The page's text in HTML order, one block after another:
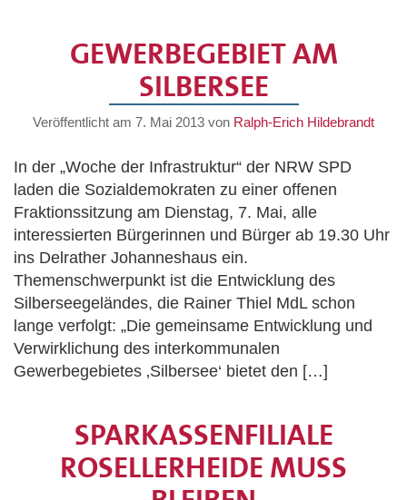
GEWERBEGEBIET AM
SILBERSEE
Veröffentlicht am 7. Mai 2013 von Ralph-Erich Hildebrandt
In der „Woche der Infrastruktur“ der NRW SPD
laden die Sozialdemokraten zu einer offenen
Fraktionssitzung am Dienstag, 7. Mai, alle
interessierten Bürgerinnen und Bürger ab 19.30 Uhr
ins Delrather Johanneshaus ein.
Themenschwerpunkt ist die Entwicklung des
Silberseegeländes, die Rainer Thiel MdL schon
lange verfolgt: „Die gemeinsame Entwicklung und
Verwirklichung des interkommunalen
Gewerbegebietes ‚Silbersee‘ bietet den […]
SPARKASSENFILIALE
ROSELLERHEIDE MUSS